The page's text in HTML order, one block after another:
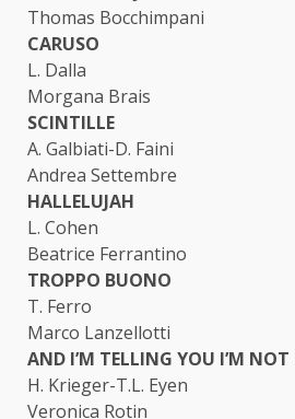
Thomas Bocchimpani
CARUSO
L. Dalla
Morgana Brais
SCINTILLE
A. Galbiati-D. Faini
Andrea Settembre
HALLELUJAH
L. Cohen
Beatrice Ferrantino
TROPPO BUONO
T. Ferro
Marco Lanzellotti
AND I’M TELLING YOU I’M
H. Krieger-T.L. Eyen
Veronica Rotin